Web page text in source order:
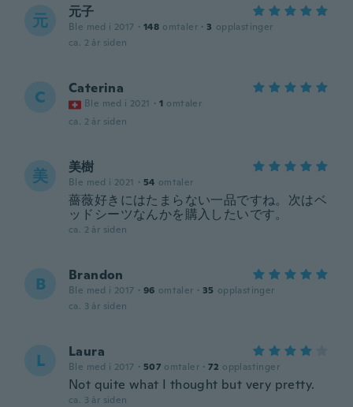
元 元子
Ble med i 2017 · 148 omtaler · 3 opplastinger
ca. 2 år siden
C Caterina
Ble med i 2021 · 1 omtaler
ca. 2 år siden
美 美樹
Ble med i 2021 · 54 omtaler
薔薇好きにはたまらない一品ですね。次はベ
ッドシーツなんかを購入したいです。
ca. 2 år siden
B Brandon
Ble med i 2017 · 96 omtaler · 35 opplastinger
ca. 3 år siden
L Laura
Ble med i 2017 · 507 omtaler · 72 opplastinger
Not quite what I thought but very pretty.
ca. 3 år siden